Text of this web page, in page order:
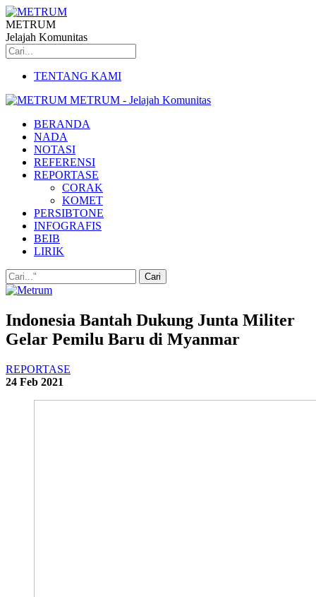
METRUM
Jelajah Komunitas
TENTANG KAMI
METRUM - Jelajah Komunitas
BERANDA
NADA
NOTASI
REFERENSI
REPORTASE
CORAK
KOMET
PERSIBTONE
INFOGRAFIS
BEIB
LIRIK
Indonesia Bantah Dukung Junta Militer
Gelar Pemilu Baru di Myanmar
REPORTASE
24 Feb 2021